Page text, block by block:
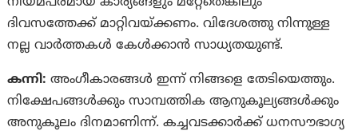
ദിവസത്തേക്ക് മാറ്റിവയ്ക്കണം. വിദേശത്തു നിന്നുള്ള
നല്ല വാർത്തകൾ കേൾക്കാൻ സാധ്യതയുണ്ട്.
കന്നി: അംഗീകാരങ്ങൾ ഇന്ന് നിങ്ങളെ തേടിയെത്തും.
നിക്ഷേപങ്ങൾക്കും സാമ്പത്തിക ആനുകൂല്യങ്ങൾക്കും
അനുകൂലം ദിനമാണിന്ന്. കച്ചവടക്കാർക്ക് ധനസൗഭാഗ്യ